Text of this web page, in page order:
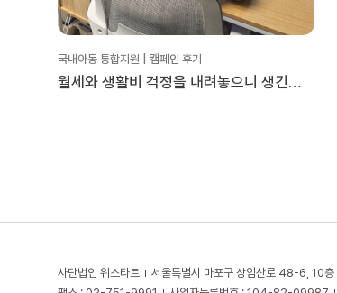
국내아동 통합지원 | 캠페인 후기
월세와 생활비 걱정을 내려놓으니 생긴
사단법인 위스타트 서울특별시 마포구 상암산로 48-6, 10층